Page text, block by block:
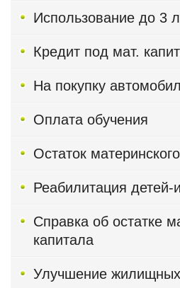
Использование до 3
Кредит под мат.
На покупку
Оплата обучения
Остаток
Реабилитация детей-
Справка об остатке
капитала
Улучшение